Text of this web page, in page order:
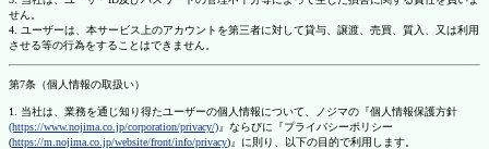
せん。
4. ユーザーは、本サービス上のアカウントを第三者に対して貸与、譲渡、売買、質入、又は利用
させる等の行為をすることはできません。
第7条（個人情報の取扱い）
1. 当社は、業務を通じ知り得たユーザーの個人情報について、ノジマの『個人情報保護方針
(https://www.nojima.co.jp/corporation/privacy/)』ならびに『プライバシーポリシー
(https://m.nojima.co.jp/website/front/info/privacy)』に則り、以下の目的で利用します。